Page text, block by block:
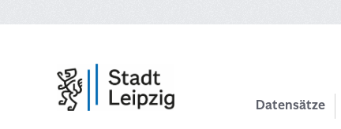
Datensätze